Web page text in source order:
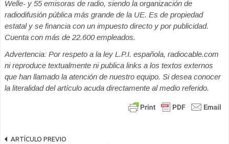
Welle- y 55 emisoras de radio, siendo la organización de
radiodifusión pública más grande de la UE. Es de propiedad
estatal y se financia con un impuesto directo y por publicidad.
Cuenta con más de 22.600 empleados.
Advertencia: Por respeto a la ley L.P.I. española, radiocable.com
ni reproduce textualmente ni publica links a los textos externos
que han llamado la atención de nuestro equipo. Si desea conocer
la literalidad del artículo acuda directamente al medio referido.
ARTÍCULO PREVIO